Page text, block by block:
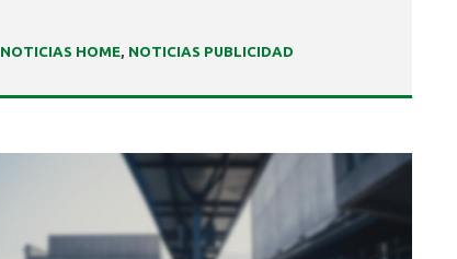
NOTICIAS HOME, NOTICIAS PUBLICIDAD